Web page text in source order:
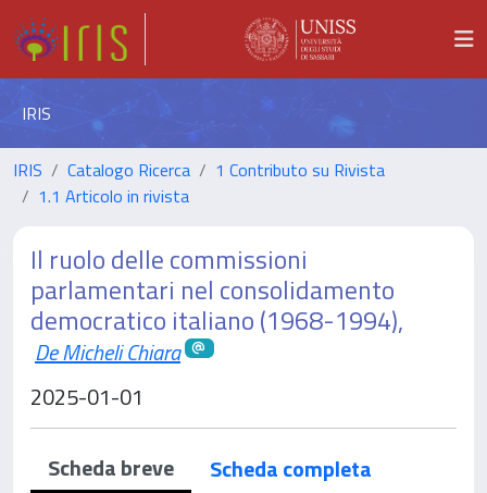
IRIS
IRIS Catalogo Ricerca
1 Contributo su Rivista
1.1 Articolo in rivista
Il ruolo delle commissioni
parlamentari nel consolidamento
democratico italiano (1968-1994),
De Micheli Chiara
2025-01-01
Scheda breve
Scheda completa